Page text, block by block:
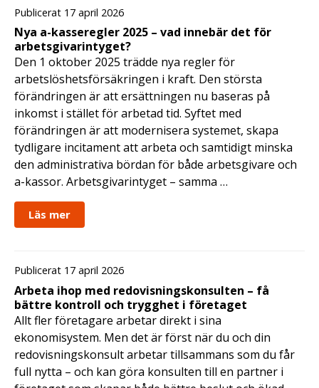
Publicerat 17 april 2026
Nya a-kasseregler 2025 – vad innebär det för
arbetsgivarintyget?
Den 1 oktober 2025 trädde nya regler för
arbetslöshetsförsäkringen i kraft. Den största
förändringen är att ersättningen nu baseras på
inkomst i stället för arbetad tid. Syftet med
förändringen är att modernisera systemet, skapa
tydligare incitament att arbeta och samtidigt minska
den administrativa bördan för både arbetsgivare och
a-kassor. Arbetsgivarintyget – samma …
Läs mer
Publicerat 17 april 2026
Arbeta ihop med redovisningskonsulten – få
bättre kontroll och trygghet i företaget
Allt fler företagare arbetar direkt i sina
ekonomisystem. Men det är först när du och din
redovisningskonsult arbetar tillsammans som du får
full nytta – och kan göra konsulten till en partner i